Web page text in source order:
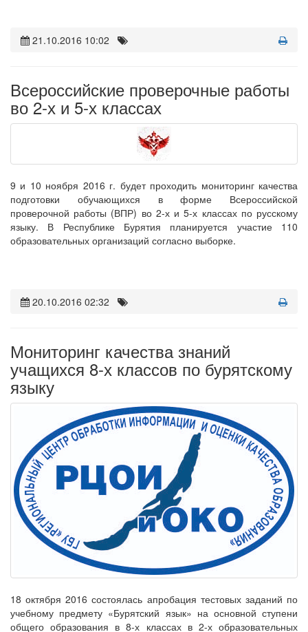
21.10.2016 10:02
Всероссийские проверочные работы
во 2-х и 5-х классах
9 и 10 ноября 2016 г. будет проходить мониторинг качества
подготовки обучающихся в форме Всероссийской
проверочной работы (ВПР) во 2-х и 5-х классах по русскому
языку. В Республике Бурятия планируется участие 110
образовательных организаций согласно выборке.
20.10.2016 02:32
Мониторинг качества знаний
учащихся 8-х классов по бурятскому
языку
18 октября 2016 состоялась апробация тестовых заданий по
учебному предмету «Бурятский язык» на основной ступени
общего образования в 8-х классах в 2-х образовательных